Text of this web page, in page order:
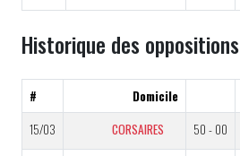
Historique des oppositions
# Domicile
15/03
CORSAIRES 50 - 00